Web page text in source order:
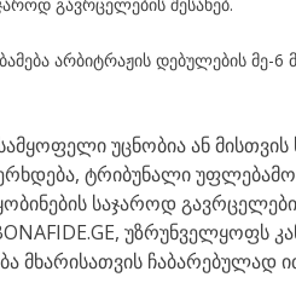
არბიტრაჟის დებულების მე-
უცნობია ან მისთვის
ტრიბუნალი
საჯაროდ
უზრუნველყოფს
მხარისათვის ჩაბარებულად